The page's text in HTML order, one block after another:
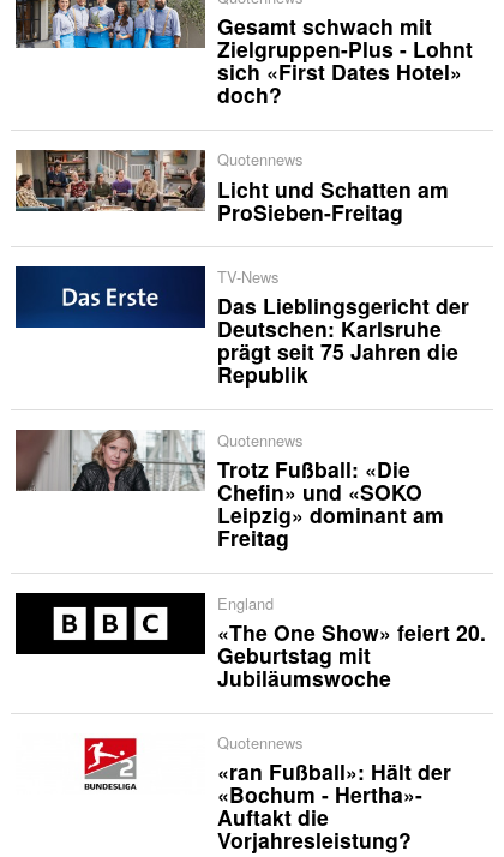
Gesamt schwach mit
Zielgruppen-Plus - Lohnt
sich «First Dates Hotel»
doch?
Quotennews
Licht und Schatten am
ProSieben-Freitag
TV-News
Das Lieblingsgericht der
Deutschen: Karlsruhe
prägt seit 75 Jahren die
Republik
Quotennews
Trotz Fußball: «Die
Chefin» und «SOKO
Leipzig» dominant am
Freitag
England
«The One Show» feiert 20.
Geburtstag mit
Jubiläumswoche
Quotennews
«ran Fußball»: Hält der
«Bochum - Hertha»-
Auftakt die
Vorjahresleistung?